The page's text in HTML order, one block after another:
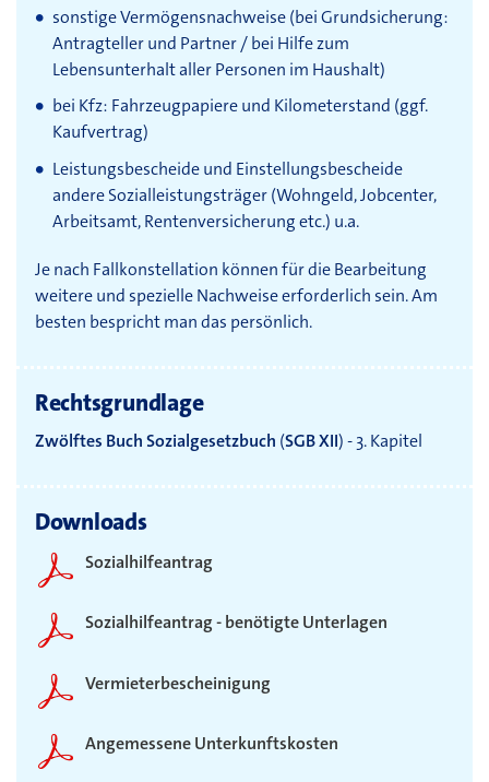
sonstige Vermögensnachweise (bei Grundsicherung:
Antragteller und Partner / bei Hilfe zum
Lebensunterhalt aller Personen im Haushalt)
bei Kfz: Fahrzeugpapiere und Kilometerstand (ggf.
Kaufvertrag)
Leistungsbescheide und Einstellungsbescheide
andere Sozialleistungsträger (Wohngeld, Jobcenter,
Arbeitsamt, Rentenversicherung etc.) u.a.
Je nach Fallkonstellation können für die Bearbeitung
weitere und spezielle Nachweise erforderlich sein. Am
besten bespricht man das persönlich.
Rechtsgrundlage
Zwölftes Buch Sozialgesetzbuch (SGB XII) - 3. Kapitel
Downloads
Sozialhilfeantrag
Sozialhilfeantrag - benötigte Unterlagen
Vermieterbescheinigung
Angemessene Unterkunftskosten